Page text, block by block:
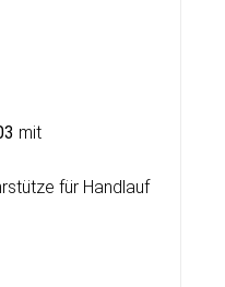
mit
für Handlauf